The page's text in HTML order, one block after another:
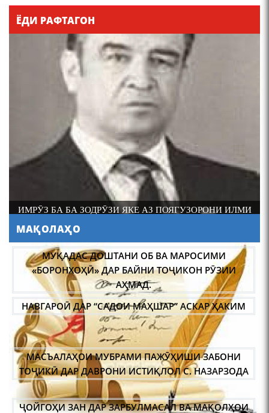
Қадамҷо - Лоҳутӣ
4-уми декабр- зодрӯзи
шоири абадзинда Абулқосим
Лоҳутӣ
АБУЛҚОСИМ ЛОҲУТӢ /
ABULQOSIM LOHUTY/
Что знают в Ташкенте о
Мирзо Турсунзаде, чьим
именем назвали станцию
метро?
ЁДИ РАФТАГОН
ИМРӮЗ БА БА ЗОДРӮЗИ ЯКЕ АЗ ПОЯГУЗОРОНИ ИЛМИ
АМОНОВ САД СОЛ ПУР ШУД.
МАҚОЛАҲО
МУҚАДАС ДОШТАНИ ОБ ВА МАРОСИМИ
«БОРОНХОҲӢ» ДАР БАЙНИ ТОҶИКОН РӮЗИИ
АҲМАД.
НАВГАРОӢ ДАР “САДОИ МАҲШАР” АСКАР ҲАКИМ
МАСЪАЛАҲОИ МУБРАМИ ПАЖӮҲИШИ ЗАБОНИ
ТОҶИКӢ ДАР ДАВРОНИ ИСТИҚЛОЛ С. НАЗАРЗОДА
ҶОЙГОҲИ ЗАН ДАР ЗАРБУЛМАСАЛ ВА МАҚОЛҲОИ
ТОҶИКӢ